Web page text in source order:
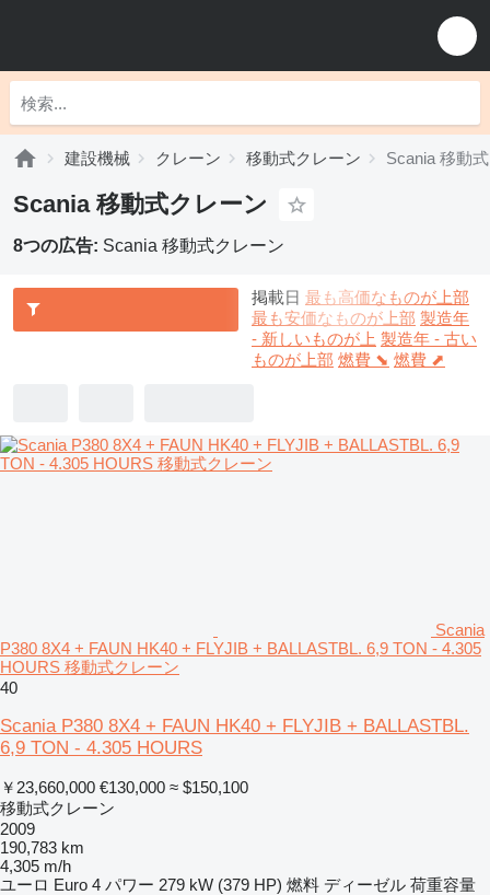
建設機械 クレーン 移動式クレーン Scania 移動
Scania 移動式クレーン
8つの広告: Scania 移動式クレーン
掲載日 最も高価なものが上部
最も安価なものが上部 製造年
- 新しいものが上 製造年 - 古い
ものが上部 燃費 ⬊ 燃費 ⬈
Scania
P380 8X4 + FAUN HK40 + FLYJIB + BALLASTBL. 6,9 TON - 4.305
HOURS 移動式クレーン
40
Scania P380 8X4 + FAUN HK40 + FLYJIB + BALLASTBL.
6,9 TON - 4.305 HOURS
￥23,660,000 €130,000 ≈ $150,100
移動式クレーン
2009
190,783 km
4,305 m/h
ユーロ Euro 4 パワー 279 kW (379 HP) 燃料 ディーゼル 荷重容量